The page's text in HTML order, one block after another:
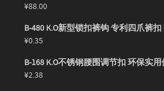
¥88.00
B-480 K.O新型锁扣裤钩 专利四爪裤
¥0.35
B-168 K.O不锈钢腰围调节扣 环保实
¥2.38